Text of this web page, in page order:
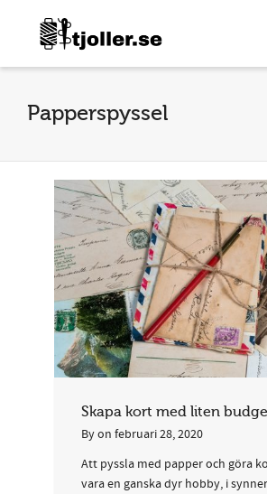
Papperspyssel
Skapa kort med liten
Byon februari 28, 2020
Att pyssla med papper och göra
vara en ganska dyr hobby, i